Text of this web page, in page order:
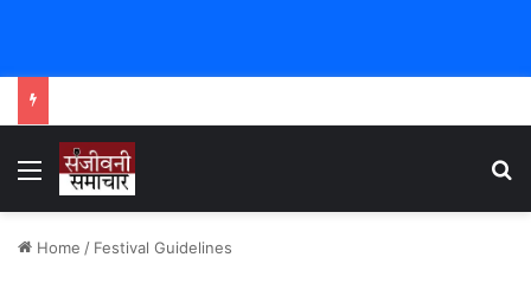
Menu
Home / Festival Guidelines